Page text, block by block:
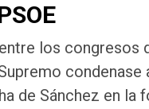
los congresos
de Sánchez en la